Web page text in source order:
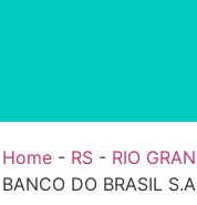
Home- RS- RIO
BANCO DO BRASIL